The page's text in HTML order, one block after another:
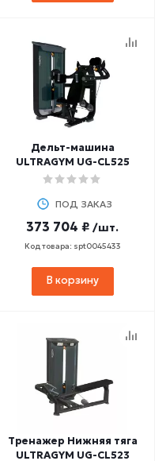
Дельт-машина
ULTRAGYM UG-CL525
ПОД ЗАКАЗ
373 704 ₽ /шт.
Код товара: spt0045433
В корзину
Тренажер Нижняя тяга
ULTRAGYM UG-CL523